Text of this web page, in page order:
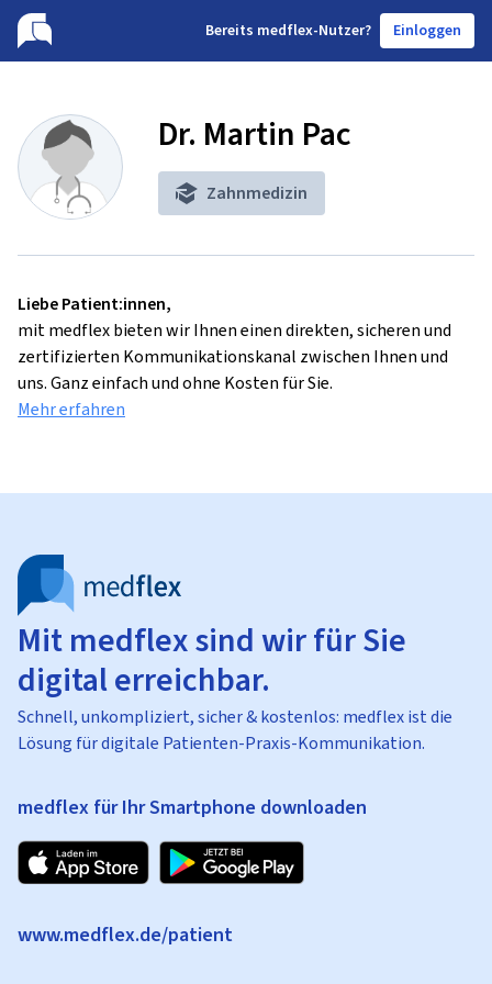
Bereits medflex-Nutzer? Einloggen
Dr. Martin Pac
Zahnmedizin
Liebe Patient:innen,
mit medflex bieten wir Ihnen einen direkten, sicheren und
zertifizierten Kommunikationskanal zwischen Ihnen und
uns. Ganz einfach und ohne Kosten für Sie.
Mehr erfahren
Mit medflex sind wir für Sie
digital erreichbar.
Schnell, unkompliziert, sicher & kostenlos: medflex ist die
Lösung für digitale Patienten-Praxis-Kommunikation.
medflex für Ihr Smartphone downloaden
www.medflex.de/patient